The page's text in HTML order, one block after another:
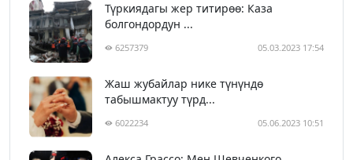
Түркиядагы жер титирөө: Каза
болгондордун ...
6257379 05.03.2023 17:54
Жаш жубайлар нике түнүндө
табышмактуу түрд...
6022234 05.06.2023 10:51